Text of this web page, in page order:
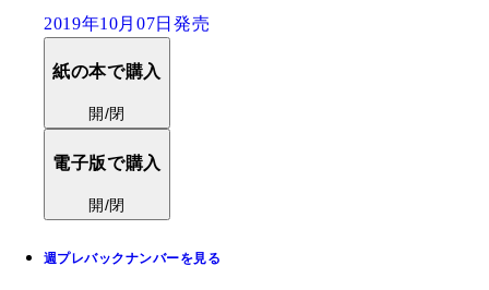
2019年10月07日発売
紙の本で購入
開/閉
電子版で購入
開/閉
週プレバックナンバーを見る